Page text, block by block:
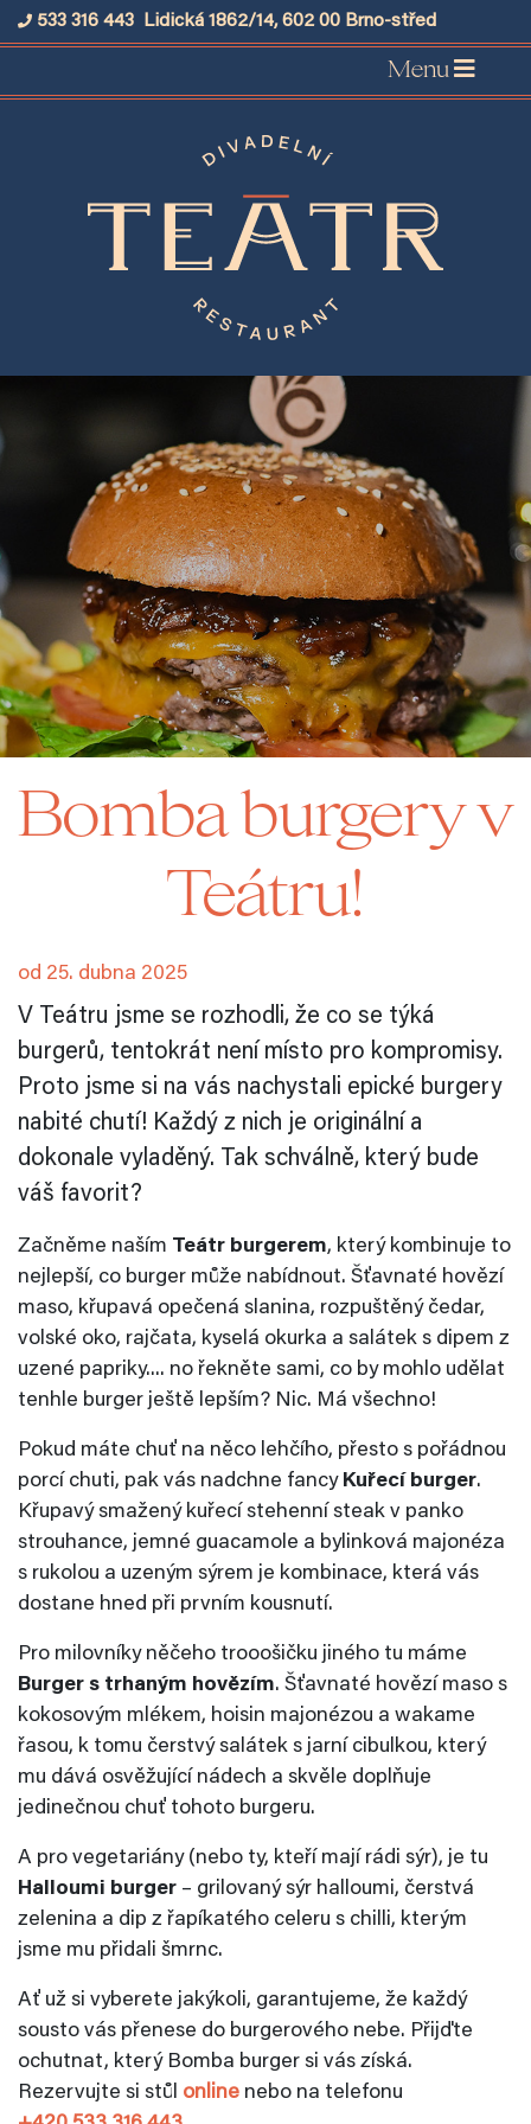
533 316 443 Lidická 1862/14, 602 00 Brno-střed
Menu
Bomba burgery v
Teátru!
od 25. dubna 2025
V Teátru jsme se rozhodli, že co se týká
burgerů, tentokrát není místo pro kompromisy.
Proto jsme si na vás nachystali epické burgery
nabité chutí! Každý z nich je originální a
dokonale vyladěný. Tak schválně, který bude
váš favorit?
Začněme naším Teátr burgerem, který kombinuje to
nejlepší, co burger může nabídnout. Šťavnaté hovězí
maso, křupavá opečená slanina, rozpuštěný čedar,
volské oko, rajčata, kyselá okurka a salátek s dipem z
uzené papriky.... no řekněte sami, co by mohlo udělat
tenhle burger ještě lepším? Nic. Má všechno!
Pokud máte chuť na něco lehčího, přesto s pořádnou
porcí chuti, pak vás nadchne fancy Kuřecí burger.
Křupavý smažený kuřecí stehenní steak v panko
strouhance, jemné guacamole a bylinková majonéza
s rukolou a uzeným sýrem je kombinace, která vás
dostane hned při prvním kousnutí.
Pro milovníky něčeho trooošičku jiného tu máme
Burger s trhaným hovězím. Šťavnaté hovězí maso s
kokosovým mlékem, hoisin majonézou a wakame
řasou, k tomu čerstvý salátek s jarní cibulkou, který
mu dává osvěžující nádech a skvěle doplňuje
jedinečnou chuť tohoto burgeru.
A pro vegetariány (nebo ty, kteří mají rádi sýr), je tu
Halloumi burger – grilovaný sýr halloumi, čerstvá
zelenina a dip z řapíkatého celeru s chilli, kterým
jsme mu přidali šmrnc.
Ať už si vyberete jakýkoli, garantujeme, že každý
sousto vás přenese do burgerového nebe. Přijďte
ochutnat, který Bomba burger si vás získá.
Rezervujte si stůl online nebo na telefonu